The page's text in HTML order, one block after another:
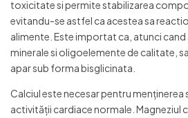
toxicitate si permite stabilizarea
evitandu-se astfel ca acestea sa
alimente. Este importat ca, atunci
minerale si oligoelemente de calitate,
apar sub forma bisglicinata.
Calciul este necesar pentru menținerea
activității cardiace normale. Magneziul